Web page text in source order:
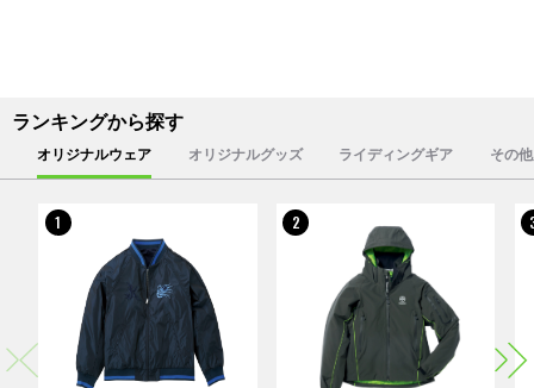
ランキングから探す
オリジナルウェア オリジナルグッズ ライディングギア その
1 2